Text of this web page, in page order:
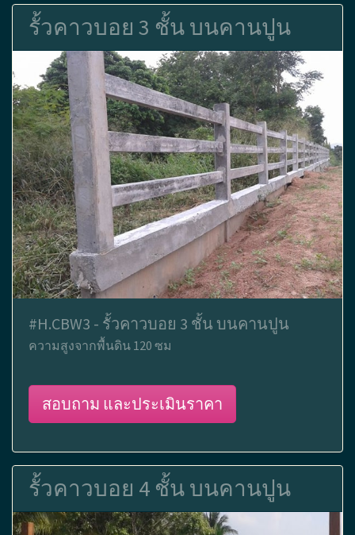
รั้วคาวบอย 3 ชั้น บนคานปูน
#H.CBW3 - รั้วคาวบอย 3 ชั้น บนคานปูน
ความสูงจากพื้นดิน 120 ซม
สอบถาม และประเมินราคา
รั้วคาวบอย 4 ชั้น บนคานปูน